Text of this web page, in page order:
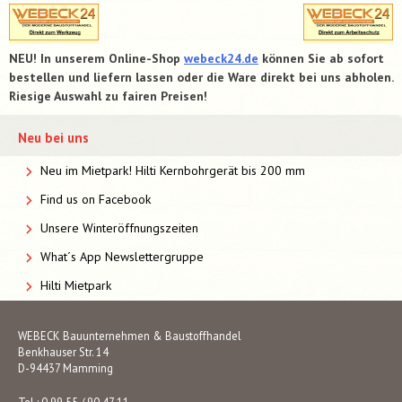
NEU! In unserem Online-Shop webeck24.de können Sie ab sofort
bestellen und liefern lassen oder die Ware direkt bei uns abholen.
Riesige Auswahl zu fairen Preisen!
Neu bei uns
Neu im Mietpark! Hilti Kernbohrgerät bis 200 mm
Find us on Facebook
Unsere Winteröffnungszeiten
What´s App Newslettergruppe
Hilti Mietpark
WEBECK Bauunternehmen & Baustoffhandel
Benkhauser Str. 14
D-94437 Mamming